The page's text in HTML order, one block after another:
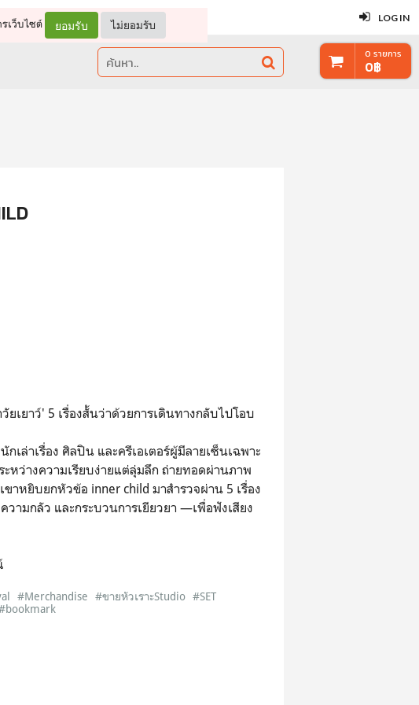
ปิดLOG IN
รเว็บไซต์ ยอมรับ ไม่ยอมรับ
0 รายการ
0฿
ยเยาว์' 5 เรื่องสั้นว่าด้วยการเดินทางกลับไปโอบ
เล่าเรื่อง ศิลปิน และครีเอเตอร์ผู้มีลายเซ็นเฉพาะ
หว่างความเรียบง่ายแต่ลุ่มลึก ถ่ายทอดผ่านภาพ
ขาหยิบยกหัวข้อ inner child มาสำรวจผ่าน 5 เรื่อง
วามกลัว และกระบวนการเยียวยา —เพื่อฟังเสียง
#Merchandise #ขายหัวเราะStudio #SET